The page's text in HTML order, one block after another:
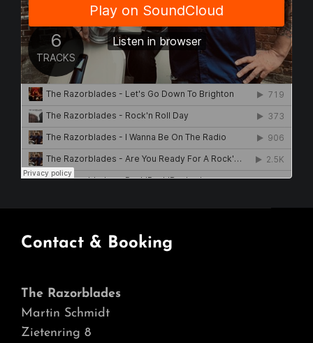
Contact & Booking
The Razorblades
Martin Schmidt
Zietenring 8